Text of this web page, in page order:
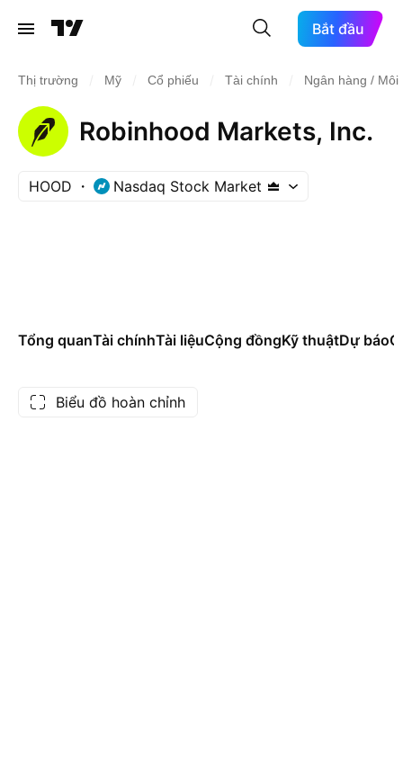
Bắt đầu
Thị trường Mỹ Cổ phiếu Tài chính Ngân hàng /
Robinhood Markets, Inc.
HOOD Nasdaq Stock Market
Tổng quanTài chínhTài liệuCộng đồngKỹ thuậtDự báo
Biểu đồ hoàn chỉnh